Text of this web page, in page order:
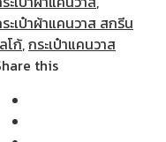
ะเป๋าผ้าแคนวาส สกรีน
โก้,กระเป๋าแคนวาส
this